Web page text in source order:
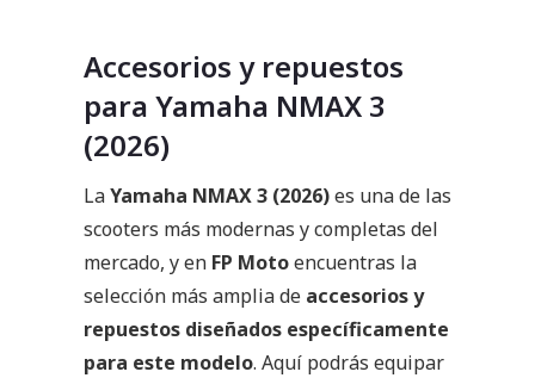
Accesorios y repuestos
para Yamaha NMAX 3
(2026)
LaYamaha NMAX 3 (2026)es una de las
scooters más modernas y completas del
mercado, y en FP Motoencuentras la
selección más amplia de accesorios y
repuestos diseñados específicamente
para este modelo. Aquí podrás equipar